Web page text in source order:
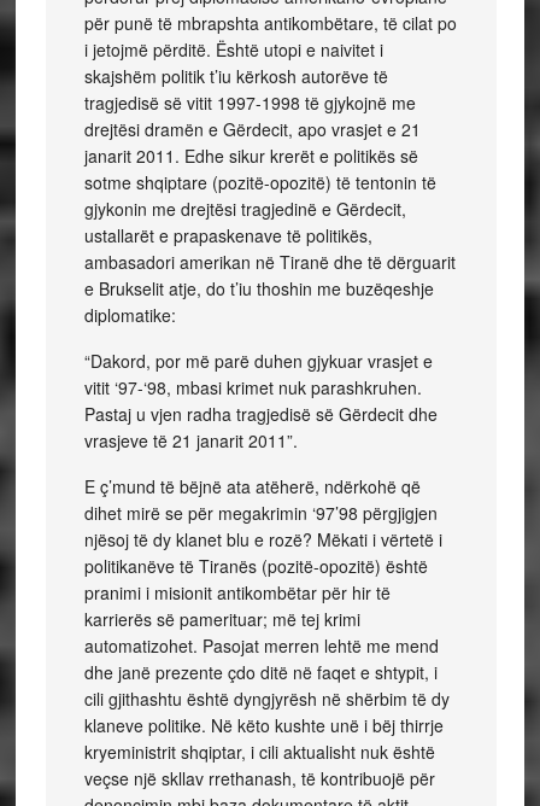
për punë të mbrapshta antikombëtare, të cilat po
i jetojmë përditë. Është utopi e naivitet i
skajshëm politik t’iu kërkosh autorëve të
tragjedisë së vitit 1997-1998 të gjykojnë me
drejtësi dramën e Gërdecit, apo vrasjet e 21
janarit 2011. Edhe sikur krerët e politikës së
sotme shqiptare (pozitë-opozitë) të tentonin të
gjykonin me drejtësi tragjedinë e Gërdecit,
ustallarët e prapaskenave të politikës,
ambasadori amerikan në Tiranë dhe të dërguarit
e Brukselit atje, do t’iu thoshin me buzëqeshje
diplomatike:
“Dakord, por më parë duhen gjykuar vrasjet e
vitit ‘97-‘98, mbasi krimet nuk parashkruhen.
Pastaj u vjen radha tragjedisë së Gërdecit dhe
vrasjeve të 21 janarit 2011”.
E ç’mund të bëjnë ata atëherë, ndërkohë që
dihet mirë se për megakrimin ‘97’98 përgjigjen
njësoj të dy klanet blu e rozë? Mëkati i vërtetë i
politikanëve të Tiranës (pozitë-opozitë) është
pranimi i misionit antikombëtar për hir të
karrierës së pamerituar; më tej krimi
automatizohet. Pasojat merren lehtë me mend
dhe janë prezente çdo ditë në faqet e shtypit, i
cili gjithashtu është dyngjyrësh në shërbim të dy
klaneve politike. Në këto kushte unë i bëj thirrje
kryeministrit shqiptar, i cili aktualisht nuk është
veçse një skllav rrethanash, të kontribuojë për